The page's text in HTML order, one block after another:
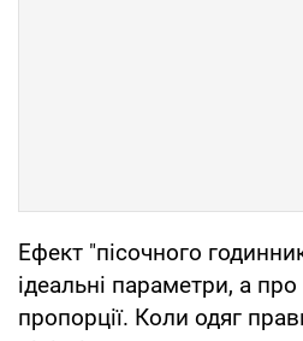
Ефект "пісочного
ідеальні параметри, а про
пропорції. Коли одяг